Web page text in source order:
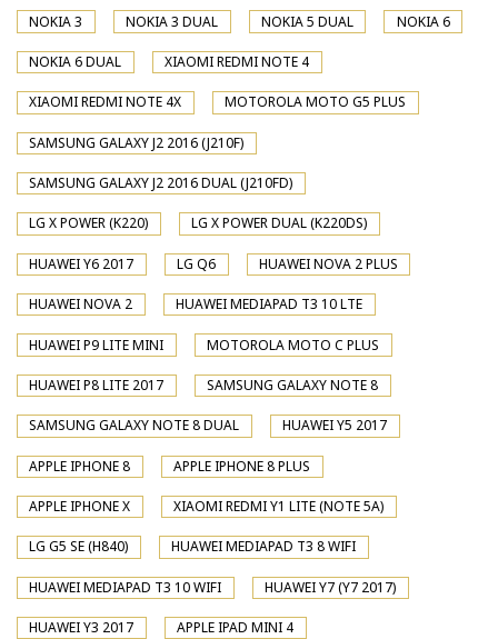
NOKIA 3 NOKIA 3 DUAL NOKIA 5 DUAL NOKIA 6
NOKIA 6 DUAL XIAOMI REDMI NOTE 4
XIAOMI REDMI NOTE 4X MOTOROLA MOTO G5 PLUS
SAMSUNG GALAXY J2 2016 (J210F)
SAMSUNG GALAXY J2 2016 DUAL (J210FD)
LG X POWER (K220) LG X POWER DUAL (K220DS)
HUAWEI Y6 2017 LG Q6 HUAWEI NOVA 2 PLUS
HUAWEI NOVA 2 HUAWEI MEDIAPAD T3 10 LTE
HUAWEI P9 LITE MINI MOTOROLA MOTO C PLUS
HUAWEI P8 LITE 2017 SAMSUNG GALAXY NOTE 8
SAMSUNG GALAXY NOTE 8 DUAL HUAWEI Y5 2017
APPLE IPHONE 8 APPLE IPHONE 8 PLUS
APPLE IPHONE X XIAOMI REDMI Y1 LITE (NOTE 5A)
LG G5 SE (H840) HUAWEI MEDIAPAD T3 8 WIFI
HUAWEI MEDIAPAD T3 10 WIFI HUAWEI Y7 (Y7 2017)
HUAWEI Y3 2017 APPLE IPAD MINI 4